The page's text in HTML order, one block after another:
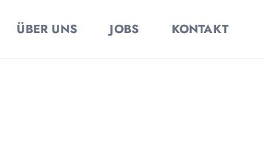
ÜBER UNS JOBS KONTAKT